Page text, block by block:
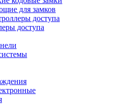
для замков
доступа
доступа